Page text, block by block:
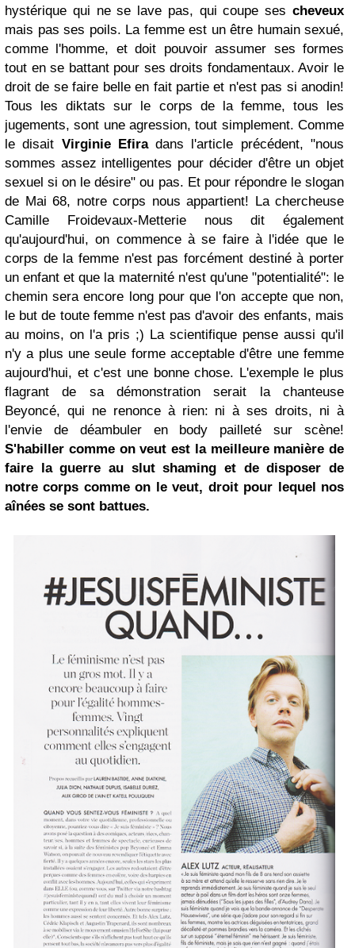
hystérique qui ne se lave pas, qui coupe ses cheveux
mais pas ses poils. La femme est un être humain sexué,
comme l'homme, et doit pouvoir assumer ses formes
tout en se battant pour ses droits fondamentaux. Avoir le
droit de se faire belle en fait partie et n'est pas si anodin!
Tous les diktats sur le corps de la femme, tous les
jugements, sont une agression, tout simplement. Comme
le disait Virginie Efiradans l'article précédent, "nous
sommes assez intelligentes pour décider d'être un objet
sexuel si on le désire" ou pas. Et pour répondre le slogan
de Mai 68, notre corps nous appartient! La chercheuse
Camille Froidevaux-Metterie nous dit également
qu'aujourd'hui, on commence à se faire à l'idée que le
corps de la femme n'est pas forcément destiné à porter
un enfant et que la maternité n'est qu'une "potentialité": le
chemin sera encore long pour que l'on accepte que non,
le but de toute femme n'est pas d'avoir des enfants, mais
au moins, on l'a pris ;) La scientifique pense aussi qu'il
n'y a plus une seule forme acceptable d'être une femme
aujourd'hui, et c'est une bonne chose. L'exemple le plus
flagrant de sa démonstration serait la chanteuse
Beyoncé, qui ne renonce à rien: ni à ses droits, ni à
l'envie de déambuler en body pailleté sur scène!
S'habiller comme on veut est la meilleure manière de
faire la guerre au slutshaming et de disposer de
notre corps comme on le veut, droit pour lequel nos
aînées se sont battues.